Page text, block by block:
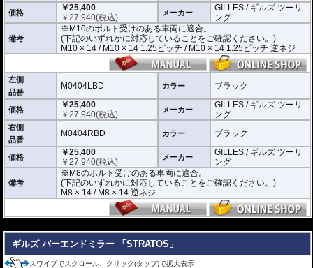
※車体側のミラーの取り付け部分が下記のいずれかのネジに対応していること
をご確認ください。
M10 × 14 / M10 × 14 1.25ピッチ / M10 × 14 1.25ピッチ 逆ネジ
M0404LBD / M0404RBD : M8のボルト受けのある車両に適合
※車体側のミラーの取り付け部分が下記のいずれかのネジに対応していること
M8 × 14 / M8 × 14 逆ネジ
※取付箇所の状況や干渉するものがないかなど、あらかじめ寸法図を参考に実
車にて事前にご確認願います。
価格
￥25,400
￥27,940(税込) メーカー
GILLES / ギルズ ツーリ
ング
備考
※M10のボルト受けのある車両に適合。
(下記のいずれかに対応していることをご確認ください。)
M10 × 14 / M10 × 14 1.25ピッチ / M10 × 14 1.25ピッチ 逆ネジ
左側
品番
M0404LBD カラー ブラック
価格
￥25,400
￥27,940(税込) メーカー
GILLES / ギルズ ツーリ
ング
右側
品番
M0404RBD カラー ブラック
価格
￥25,400
￥27,940(税込) メーカー
GILLES / ギルズ ツーリ
ング
備考
※M8のボルト受けのある車両に適合。
(下記のいずれかに対応していることをご確認ください。)
M8 × 14 / M8 × 14 逆ネジ
ギルズ バーエンドミラー 「STRATOS」
スワイプでスクロール、クリック(タップ)で拡大表示